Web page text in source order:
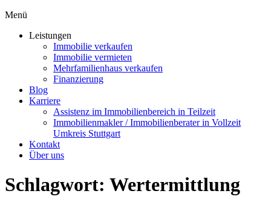
Menü
Leistungen
Immobilie verkaufen
Immobilie vermieten
Mehrfamilienhaus verkaufen
Finanzierung
Blog
Karriere
Assistenz im Immobilienbereich in Teilzeit
Immobilienmakler / Immobilienberater in Vollzeit
Umkreis Stuttgart
Kontakt
Über uns
Schlagwort: Wertermittlung